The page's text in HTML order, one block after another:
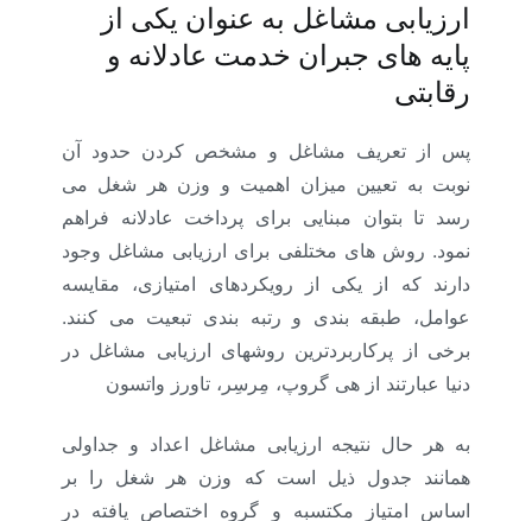
ارزیابی مشاغل به عنوان یکی از
پایه های جبران خدمت عادلانه و
رقابتی
پس از تعریف مشاغل و مشخص کردن حدود آن
نوبت به تعیین میزان اهمیت و وزن هر شغل می
رسد تا بتوان مبنایی برای پرداخت عادلانه فراهم
نمود. روش های مختلفی برای ارزیابی مشاغل وجود
دارند که از یکی از رویکردهای امتیازی، مقایسه
عوامل، طبقه بندی و رتبه بندی تبعیت می کنند.
برخی از پرکاربردترین روشهای ارزیابی مشاغل در
دنیا عبارتند از هی گروپ، مِرسِر، تاورز واتسون
به هر حال نتیجه ارزیابی مشاغل اعداد و جداولی
همانند جدول ذیل است که وزن هر شغل را بر
اساس امتیاز مکتسبه و گروه اختصاص یافته در